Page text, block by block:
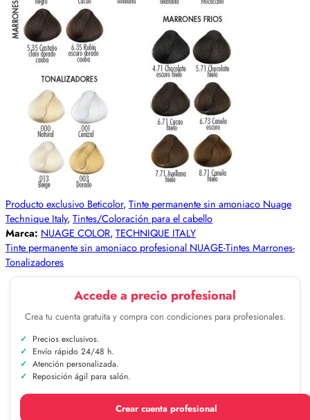
Producto exclusivo Beticolor, Tinte permanente sin amoniaco Nuage
Technique Italy, Tintes/Coloración para el cabello
Marca: NUAGE COLOR, TECHNIQUE ITALY
Tinte permanente sin amoniaco profesional NUAGE-Tintes Marrones-
Tonalizadores
Accede a precio profesional
Crea tu cuenta gratuita y compra con condiciones para profesionales.
Precios exclusivos.
Envío rápido 24/48 h.
Atención personalizada.
Reposición ágil para salón.
Crear cuenta profesional